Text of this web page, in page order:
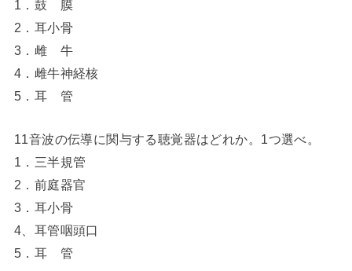
1．鼓 膜
2．耳小骨
3．雌 牛
4．雌牛神経核
5．耳 管
11音波の伝導に関与する聴覚器はどれか。1つ選べ。
1．三半規管
2．前庭器官
3．耳小骨
4、耳管咽頭口
5．耳 管